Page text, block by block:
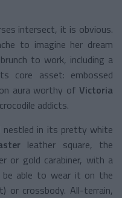
intersect, it is obvious.
to imagine her dream
to work, including a
core asset: embossed
aura worthy of Victoria
addicts.
nestled in its pretty white
leather square, the
or gold carabiner, with a
able to wear it on the
or crossbody. All-terrain,